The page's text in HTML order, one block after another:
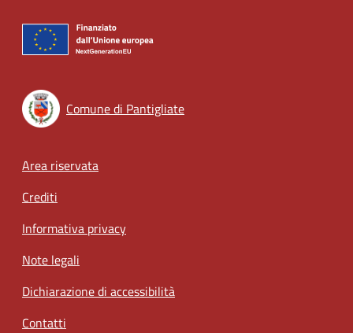
Comune di Pantigliate
Footer menu
Area riservata
Crediti
Informativa privacy
Note legali
Dichiarazione di accessibilità
Contatti